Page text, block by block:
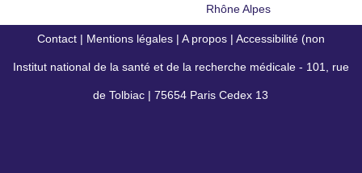
Rhône Alpes
Contact | Mentions légales | A propos | Accessibilité (non
conforme)
Institut national de la santé et de la recherche médicale - 101, rue
de Tolbiac | 75654 Paris Cedex 13